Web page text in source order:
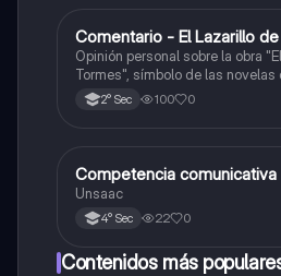
Castellano
Comentario - El Lazarillo
Opinión personal sobre la obra
Tormes", símbolo de las
en la literatura española.
2° Sec 100 0
Castellano
Competencia comunicativa
Unsaac
4° Sec 22 0
Contenidos más